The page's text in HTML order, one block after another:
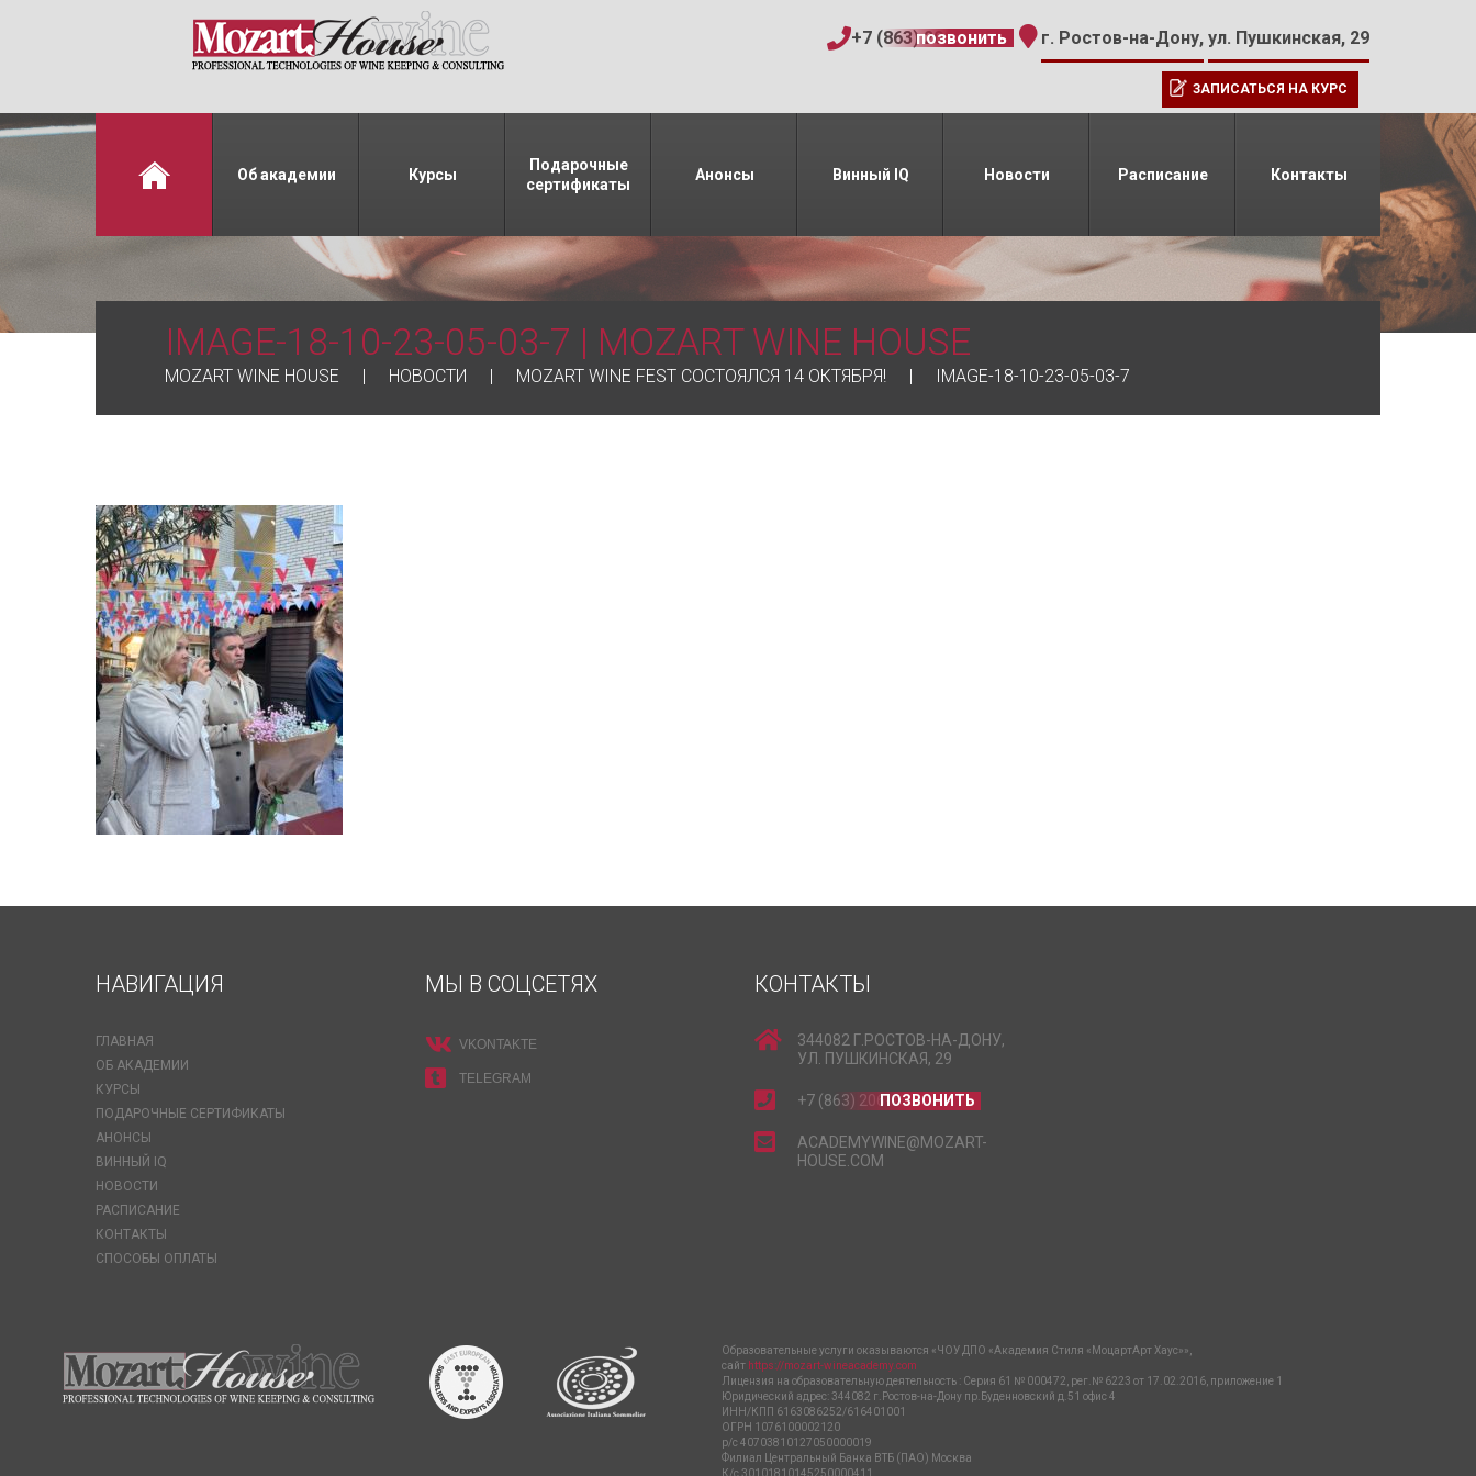
+7 (863) 206-15-15
позвонить г. Ростов-на-Дону, ул. Пушкинская, 29
ЗАПИСАТЬСЯ НА КУРС
Об академии Курсы
Подарочные
сертификаты
Анонсы Винный IQ Новости Расписание Контакты
IMAGE-18-10-23-05-03-7 | MOZART WINE HOUSE
MOZART WINE HOUSE НОВОСТИ MOZART WINE FEST СОСТОЯЛСЯ 14 ОКТЯБРЯ! IMAGE-18-10-23-05-03-7
НАВИГАЦИЯ
ГЛАВНАЯ
ОБ АКАДЕМИИ
КУРСЫ
ПОДАРОЧНЫЕ СЕРТИФИКАТЫ
АНОНСЫ
ВИННЫЙ IQ
НОВОСТИ
РАСПИСАНИЕ
КОНТАКТЫ
СПОСОБЫ ОПЛАТЫ
МЫ В СОЦСЕТЯХ
VKONTAKTE
TELEGRAM
КОНТАКТЫ
344082 Г.РОСТОВ-НА-ДОНУ,
УЛ. ПУШКИНСКАЯ, 29
+7 (863) 206-15-15
ПОЗВОНИТЬ
ACADEMYWINE@MOZART-
HOUSE.COM
Образовательные услуги оказываются «ЧОУ ДПО «Академия Стиля «МоцартАрт Хаус»»,
сайт https://mozart-wineacademy.com
Лицензия на образовательную деятельность : Серия 61 № 000472, рег.№ 6223 от 17.02.2016, приложение 1
Юридический адрес: 344082 г.Ростов-на-Дону пр.Буденновский д.51 офис 4
ИНН/КПП 6163086252/616401001
ОГРН 1076100002120
р/с 40703810127050000019
Филиал Центральный Банка ВТБ (ПАО) Москва
К/с 30101810145250000411